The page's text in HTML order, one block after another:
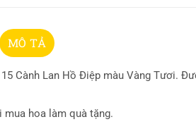
MÔ TẢ
Cành Lan Hồ Điệp màu Vàng Tươi.
hoa làm quà tặng.